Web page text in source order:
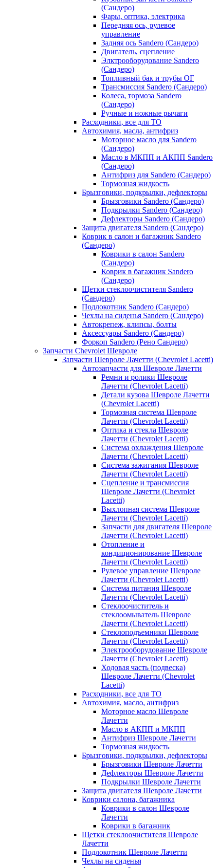
(Сандеро)
Фары, оптика, электрика
Передняя ось, рулевое
управление
Задняя ось Sandero (Сандеро)
Двигатель, сцепление
Элктрооборудование Sandero
(Сандеро)
Топливный бак и трубы ОГ
Трансмиссия Sandero (Сандеро)
Колеса, тормоза Sandero
(Сандеро)
Ручные и ножные рычаги
Расходники, все для ТО
Автохимия, масла, антифриз
Моторное масло для Sandero
(Сандеро)
Масло в МКПП и АКПП Sandero
(Сандеро)
Антифриз для Sandero (Сандеро)
Тормозная жидкость
Брызговики, подкрылки, дефлекторы
Брызговики Sandero (Сандеро)
Подкрылки Sandero (Сандеро)
Дефлекторы Sandero (Сандеро)
Защита двигателя Sandero (Сандеро)
Коврик в салон и багажник Sandero
(Сандеро)
Коврики в салон Sandero
(Сандеро)
Коврик в багажник Sandero
(Сандеро)
Щетки стеклоочистителя Sandero
(Сандеро)
Подлокотник Sandero (Сандеро)
Чехлы на сиденья Sandero (Сандеро)
Автокрепеж, клипсы, болты
Аксессуары Sandero (Сандеро)
Форкоп Sandero (Рено Сандеро)
Запчасти Chevrolet Шевроле
Запчасти Шевроле Лачетти (Chevrolet Lacetti)
Автозапчасти для Шевроле Лачетти
Ремни и ролики Шевроле
Лачетти (Chevrolet Lacetti)
Детали кузова Шевроле Лачетти
(Chevrolet Lacetti)
Тормозная система Шевроле
Лачетти (Chevrolet Lacetti)
Оптика и стекла Шевроле
Лачетти (Chevrolet Lacetti)
Система охлаждения Шевроле
Лачетти (Chevrolet Lacetti)
Система зажигания Шевроле
Лачетти (Chevrolet Lacetti)
Сцепление и трансмиссия
Шевроле Лачетти (Chevrolet
Lacetti)
Выхлопная система Шевроле
Лачетти (Chevrolet Lacetti)
Запчасти для двигателя Шевроле
Лачетти (Chevrolet Lacetti)
Отопление и
кондиционирование Шевроле
Лачетти (Chevrolet Lacetti)
Рулевое управление Шевроле
Лачетти (Chevrolet Lacetti)
Система питания Шевроле
Лачетти (Chevrolet Lacetti)
Стеклоочиститель и
стеклоомыватель Шевроле
Лачетти (Chevrolet Lacetti)
Стеклоподъемники Шевроле
Лачетти (Chevrolet Lacetti)
Электрооборудование Шевроле
Лачетти (Chevrolet Lacetti)
Ходовая часть (подвеска)
Шевроле Лачетти (Chevrolet
Lacetti)
Расходники, все для ТО
Автохимия, масло, антифриз
Моторное масло Шевроле
Лачетти
Масло в АКПП и МКПП
Антифриз Шевроле Лачетти
Тормозная жидкость
Брызговики, подкрылки, дефлекторы
Брызговики Шевроле Лачетти
Дефлекторы Шевроле Лачетти
Подкрылки Шевроле Лачетти
Защита двигателя Шевроле Лачетти
Коврики салона, багажника
Коврики в салон Шевроле
Лачетти
Коврики в багажник
Щетки стеклоочистителя Шевроле
Лачетти
Подлокотник Шевроле Лачетти
Чехлы на сиденья